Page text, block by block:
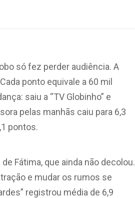
só fez perder audiência. A
ponto equivale a 60 mil
saiu a “TV Globinho” e
pelas manhãs caiu para 6,3
pontos.
Fátima, que ainda não decolou.
e mudar os rumos se
registrou média de 6,9